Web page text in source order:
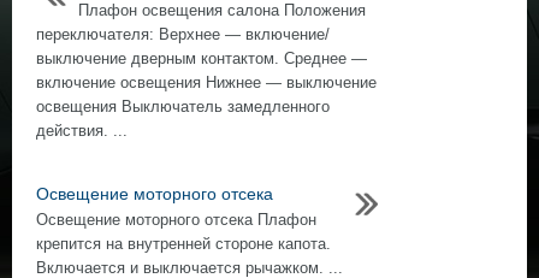
Плафон освещения салона Положения
переключателя: Верхнее — включение/
выключение дверным контактом. Среднее —
включение освещения Нижнее — выключение
освещения Выключатель замедленного
действия. ...
Освещение моторного отсека
Освещение моторного отсека Плафон
крепится на внутренней стороне капота.
Включается и выключается рычажком. ...